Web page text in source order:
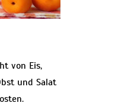
von Eis,
und Salat